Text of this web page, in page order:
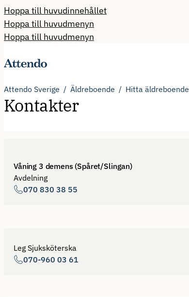
Hoppa till huvudinnehållet
Hoppa till huvudmenyn
Hoppa till huvudmenyn
Attendo Sverige Äldreboende Hitta äldreboende
Kontakter
Våning 3 demens (Spåret/Slingan)
Avdelning
070 830 38 55
Leg Sjuksköterska
070-960 03 61